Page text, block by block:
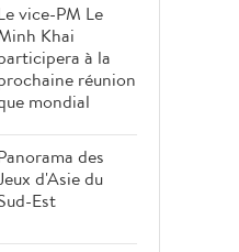
vice-PM Le
Khai
à la
réunion
mondial
des
d'Asie du
Est